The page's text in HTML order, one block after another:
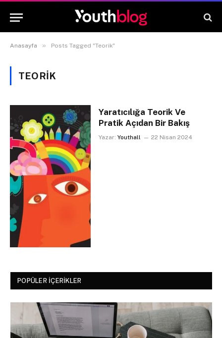
Anasayfa » Posts Tagged "Teorik"
TEORIK
Yaratıcılığa Teorik Ve
Pratik Açıdan Bir Bakış
Yazar: Youthall 22 Nisan 2024
POPÜLER İÇERIKLER